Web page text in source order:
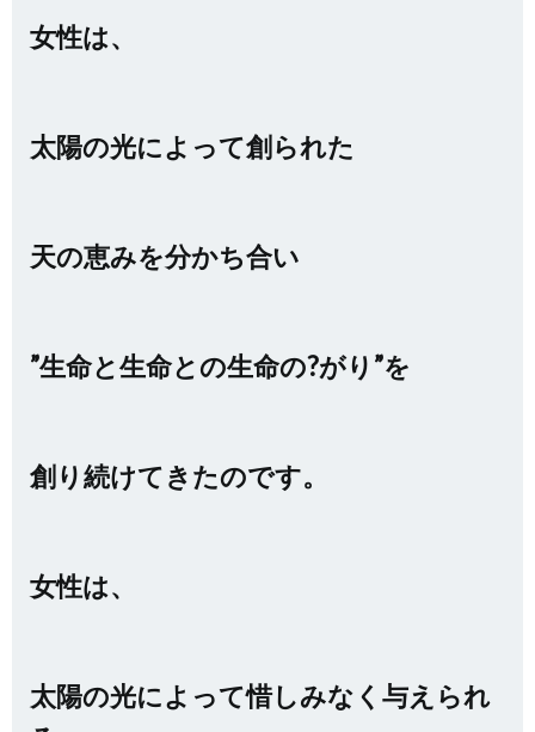
女性は、
太陽の光によって創られた
天の恵みを分かち合い
”生命と生命との生命の?がり”を
創り続けてきたのです。
女性は、
太陽の光によって惜しみなく与えられ